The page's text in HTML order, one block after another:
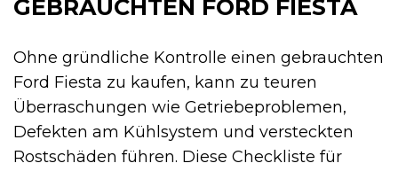
GEBRAUCHTEN FORD FIESTA
Ohne gründliche Kontrolle einen gebrauchten
Ford Fiesta zu kaufen, kann zu teuren
Überraschungen wie Getriebeproblemen,
Defekten am Kühlsystem und versteckten
Rostschäden führen. Diese Checkliste für